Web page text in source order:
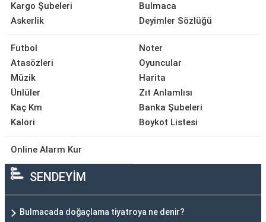
Kargo Şubeleri
Askerlik
Bulmaca
Deyimler Sözlüğü
Futbol
Atasözleri
Müzik
Ünlüler
Kaç Km
Kalori
Noter
Oyuncular
Harita
Zıt Anlamlısı
Banka Şubeleri
Boykot Listesi
Online Alarm Kur
SENDEYİM
Bulmacada doğaçlama tiyatroya ne denir?